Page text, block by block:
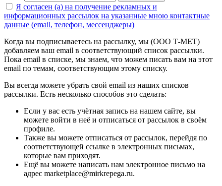
Я согласен (а) на получение рекламных и
информационных рассылок на указанные мною контактные
данные (email, телефон, мессенджеры)
Когда вы подписываетесь на рассылку, мы (ООО Т-МЕТ)
добавляем ваш email в соответствующий список рассылки.
Пока email в списке, мы знаем, что можем писать вам на этот
email по темам, соответствующим этому списку.
Вы всегда можете убрать свой email из наших списков
рассылки. Есть несколько способов это сделать:
Если у вас есть учётная запись на нашем сайте, вы
можете войти в неё и отписаться от рассылок в своём
профиле.
Также вы можете отписаться от рассылок, перейдя по
соответствующей ссылке в электронных письмах,
которые вам приходят.
Ещё вы можете написать нам электронное письмо на
адрес marketplace@mirkrepega.ru.